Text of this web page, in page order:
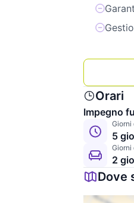
Orari
Impegno
Giorni
5
Giorni
2
Dove